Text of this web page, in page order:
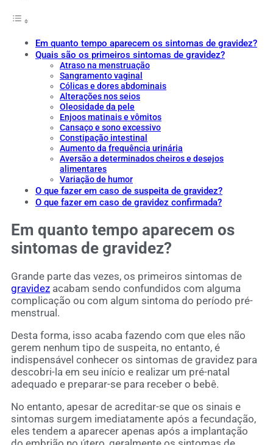
Em quanto tempo aparecem os sintomas de gravidez?
Quais são os primeiros sintomas de gravidez?
Atraso na menstruação
Sangramento vaginal
Cólicas e dores abdominais
Alterações nos seios
Oleosidade da pele
Enjoos matinais e vômitos
Cansaço e sono excessivo
Constipação intestinal
Aumento da frequência urinária
Aversão a determinados cheiros e desejos
alimentares
Variação de humor
O que fazer em caso de suspeita de gravidez?
O que fazer em caso de gravidez confirmada?
Em quanto tempo aparecem os
sintomas de gravidez?
Grande parte das vezes, os primeiros sintomas de
gravidez acabam sendo confundidos com alguma
complicação ou com algum sintoma do período pré-
menstrual.
Desta forma, isso acaba fazendo com que eles não
gerem nenhum tipo de suspeita, no entanto, é
indispensável conhecer os sintomas de gravidez para
descobri-la em seu início e realizar um pré-natal
adequado e preparar-se para receber o bebê.
No entanto, apesar de acreditar-se que os sinais e
sintomas surgem imediatamente após a fecundação,
eles tendem a aparecer apenas após a implantação